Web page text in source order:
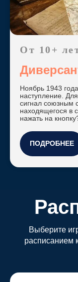
От 10+
Ноябрь 1943
наступление.
сигнал союзным
находящегося в
нажать на
ПОДРОБНЕЕ
Выберите
расписанием
mq_tmn@mail.ru
г. Тюмень, ул.
Дружбы, 75
часы работы:
по
вход справа от
Пятерочки
Подобрать
ДежавюДекоратор.
Тебе не